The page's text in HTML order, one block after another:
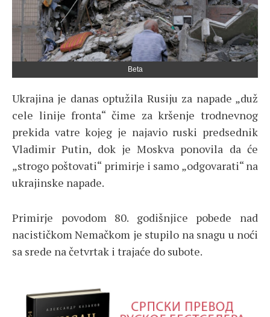
Beta
Ukrajina je danas optužila Rusiju za napade „duž
cele linije fronta“ čime za kršenje trodnevnog
prekida vatre kojeg je najavio ruski predsednik
Vladimir Putin, dok je Moskva ponovila da će
„strogo poštovati“ primirje i samo „odgovarati“ na
ukrajinske napade.
Primirje povodom 80. godišnjice pobede nad
nacističkom Nemačkom je stupilo na snagu u noći
sa srede na četvrtak i trajaće do subote.